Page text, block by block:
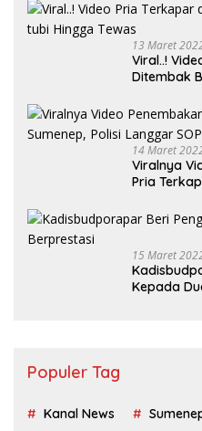
13 Maret
Viral..!
Ditembak
14 Maret
Viralnya
Pria
15 Maret
Kepada
Populer Tag
Kanal News